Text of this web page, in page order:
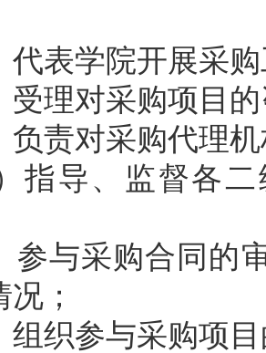
学院开展采购
理对采购项目的
对采购代理机
导、监督各二
与采购合同的审
；
织参与采购项目